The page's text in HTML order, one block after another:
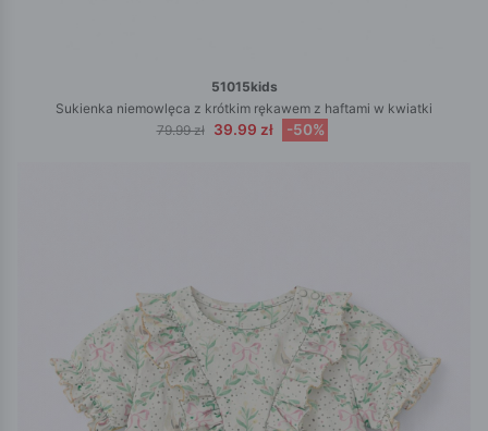
51015kids
Sukienka niemowlęca z krótkim rękawem z haftami w kwiatki
79.99 zł
39.99 zł -50%